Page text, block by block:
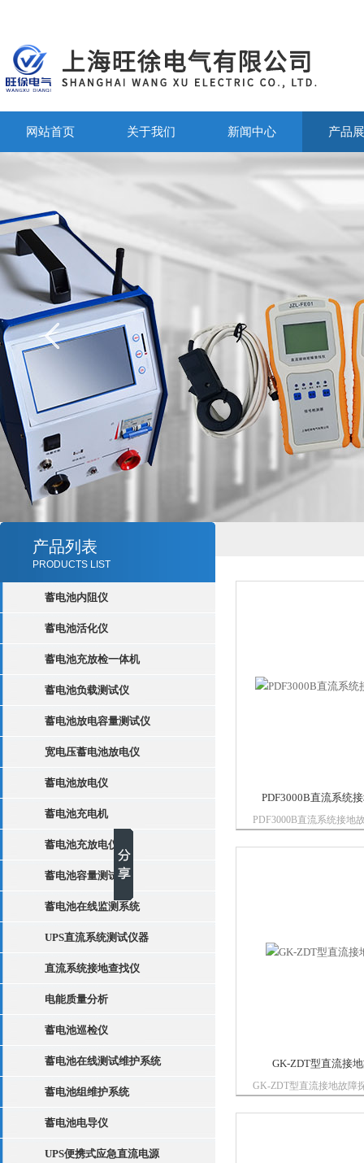
网站首页 关于我们 新闻中心 产品
产品列表
PRODUCTS LIST
蓄电池内阻仪
蓄电池活化仪
蓄电池充放检一体机
蓄电池负载测试仪
蓄电池放电容量测试仪
宽电压蓄电池放电仪
蓄电池放电仪
蓄电池充电机
蓄电池充放电仪
蓄电池容量测试仪
蓄电池在线监测系统
UPS直流系统测试仪器
直流系统接地查找仪
电能质量分析
蓄电池巡检仪
蓄电池在线测试维护系统
蓄电池组维护系统
蓄电池电导仪
UPS便携式应急直流电源
PDF3000B直流系统
PDF3000B直流系统接地
GK-ZDT型直流接
GK-ZDT型直流接地故障